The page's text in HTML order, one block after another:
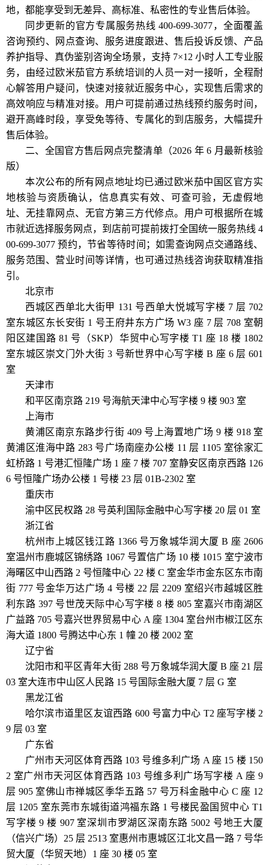
地，都能享受到无差异、高标准、私密性的专业售后体验。
同步更新的官方专属服务热线 400-699-3077，全面覆盖
咨询预约、网点查询、服务进度跟进、售后投诉反馈、产品
养护指导、真伪鉴别咨询全场景，支持 7×12 小时人工专业服
务，由经过欧米茄官方系统培训的人员一对一接听，全程耐
心解答用户疑问，快速对接就近服务中心，实现售后需求的
高效响应与精准对接。用户可提前通过热线预约服务时间，
避开高峰时段，享受免等待、专属化的到店服务，大幅提升
售后体验。
二、全国官方售后网点完整清单（2026 年 6 月最新核验
版）
本次公布的所有网点地址均已通过欧米茄中国区官方实
地核验与资质确认，信息真实有效、可查可验，无虚假地
址、无挂靠网点、无官方第三方代修点。用户可根据所在城
市就近选择服务网点，到店前可提前拨打全国统一服务热线 4
00-699-3077 预约，节省等待时间；如需查询网点交通路线、
服务范围、营业时间等详情，也可通过热线咨询获取精准指
引。
北京市
西城区西单北大街甲 131 号西单大悦城写字楼 7 层 702
室东城区东长安街 1 号王府井东方广场 W3 座 7 层 708 室朝
阳区建国路 81 号（SKP）华贸中心写字楼 T1 座 18 楼 1802
室东城区崇文门外大街 3 号新世界中心写字楼 B 座 6 层 601
室
天津市
和平区南京路 219 号海航天津中心写字楼 9 楼 903 室
上海市
黄浦区南京东路步行街 409 号上海置地广场 9 楼 918 室
黄浦区淮海中路 283 号广场南座办公楼 11 层 1105 室徐家汇
虹桥路 1 号港汇恒隆广场 1 座 7 楼 707 室静安区南京西路 126
6 号恒隆广场办公楼 1 号楼 23 层 01B-2302 室
重庆市
渝中区民权路 28 号英利国际金融中心写字楼 20 层 01 室
浙江省
杭州市上城区钱江路 1366 号万象城华润大厦 B 座 2606
室温州市鹿城区锦绣路 1067 号置信广场 10 楼 1015 室宁波市
海曙区中山西路 2 号恒隆中心 22 楼 C 室金华市金东区东市南
街 777 号金华万达广场 4 号楼 22 层 2209 室绍兴市越城区胜
利东路 397 号世茂天际中心写字楼 8 楼 805 室嘉兴市南湖区
广益路 705 号嘉兴世界贸易中心 A 座 1304 室台州市椒江区东
海大道 1800 号腾达中心东 1 幢 20 楼 2002 室
辽宁省
沈阳市和平区青年大街 288 号万象城华润大厦 B 座 21 层
03 室大连市中山区人民路 15 号国际金融大厦 7 层 G 室
黑龙江省
哈尔滨市道里区友谊西路 600 号富力中心 T2 座写字楼 2
9 层 03 室
广东省
广州市天河区体育西路 103 号维多利广场 A 座 15 楼 150
2 室广州市天河区体育西路 103 号维多利广场写字楼 A 座 9
层 905 室佛山市禅城区季华五路 57 号万科金融中心 C 座 12
层 1205 室东莞市东城街道鸿福东路 1 号楼民盈国贸中心 T1
写字楼 9 楼 907 室深圳市罗湖区深南东路 5002 号地王大厦
（信兴广场）25 层 2513 室惠州市惠城区江北文昌一路 7 号华
贸大厦（华贸天地）1 座 30 楼 05 室